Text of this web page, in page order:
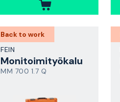
Back to work
FEIN
Monitoimityökalu
MM 700 1.7 Q